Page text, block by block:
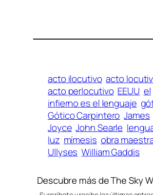
acto ilocutivo acto
acto perlocutivo EEUU el
infierno es el lenguaje
Gótico Carpintero James
Joyce John Searle
luz mímesis obra
Ullyses William Gaddis
Descubre más de The Sky